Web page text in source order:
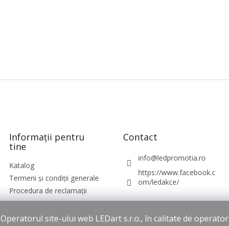
Operatorul site-ului web LEDart s.r.o., în calitate de operator
Informații pentru
tine
Katalog
Termeni și condiții generale
Procedura de reclamații
Contact
info@ledpromotia.ro
https://www.facebook.c
om/ledakce/